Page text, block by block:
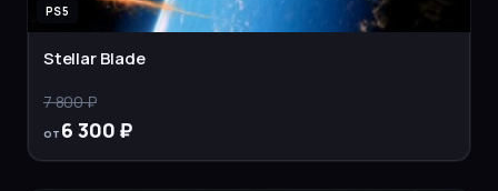
PS5
Stellar Blade
7 800 ₽
от 6 300 ₽